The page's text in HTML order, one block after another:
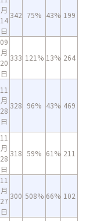
月
14
日
342 75% 43% 199
09
月
20
日
333 121% 13% 264
11
月
28
日
328 96% 43% 469
11
月
28
日
318 59% 61% 211
11
月
27
日
300 508% 66% 102